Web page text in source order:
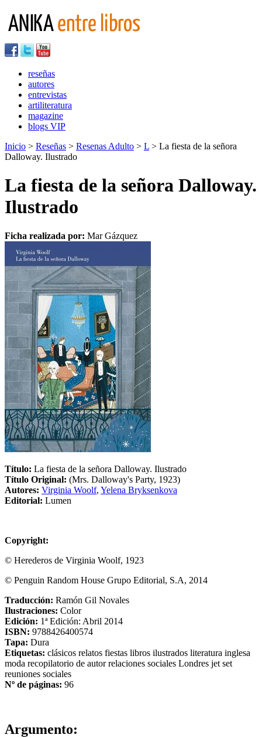
reseñas
autores
entrevistas
artiliteratura
magazine
blogs VIP
Inicio > Reseñas > Resenas Adulto > L > La fiesta de la señora
Dalloway. Ilustrado
La fiesta de la señora Dalloway.
Ilustrado
Ficha realizada por: Mar Gázquez
Título: La fiesta de la señora Dalloway. Ilustrado
Título Original: (Mrs. Dalloway's Party, 1923)
Autores: Virginia Woolf, Yelena Bryksenkova
Editorial: Lumen
Copyright:
© Herederos de Virginia Woolf, 1923
© Penguin Random House Grupo Editorial, S.A, 2014
Traducción: Ramón Gil Novales
Ilustraciones: Color
Edición: 1ª Edición: Abril 2014
ISBN: 9788426400574
Tapa: Dura
Etiquetas: clásicos relatos fiestas libros ilustrados literatura inglesa
moda recopilatorio de autorrelaciones sociales Londres jet set
reuniones sociales
Nº de páginas: 96
Argumento: